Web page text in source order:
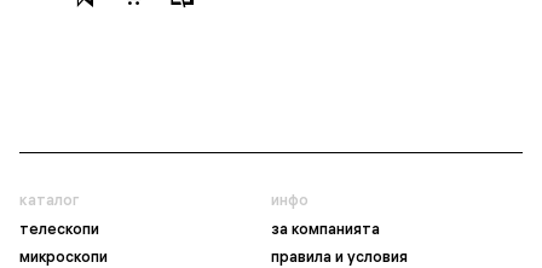
каталог
телескопи
микроскопи
инфо
за компанията
правила и условия